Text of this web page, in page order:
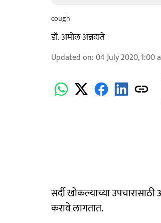
cough
डॉ. अमोल अन्नदाते
Updated on:04 July 2020, 1:00
सर्दी खोकल्याच्या
करावे लागतात.